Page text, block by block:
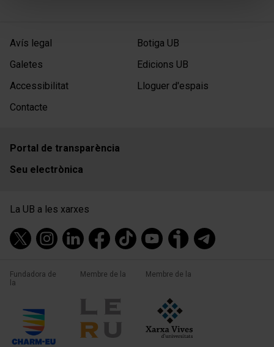
Avís legal
Galetes
Accessibilitat
Contacte
Botiga UB
Edicions UB
Lloguer d'espais
Portal de transparència
Seu electrònica
La UB a les xarxes
Fundadora de
la
Membre de la Membre de la